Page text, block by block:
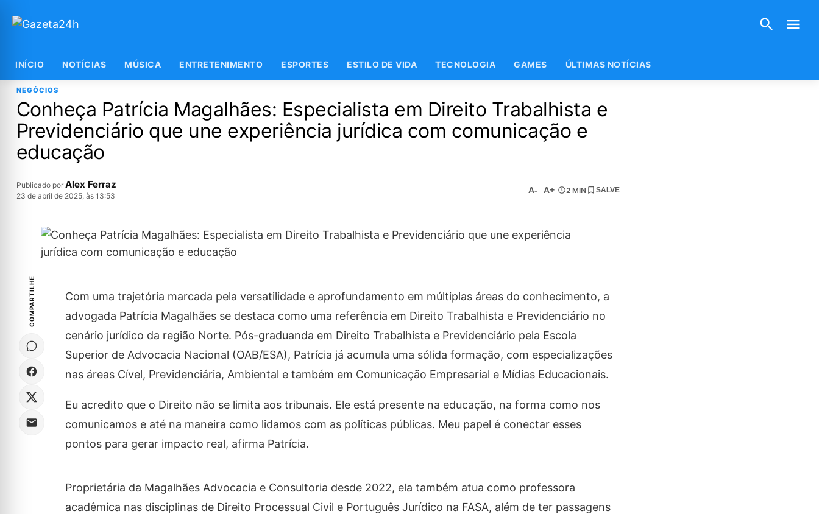
INÍCIO NOTÍCIAS MÚSICA ENTRETENIMENTO ESPORTES ESTILO DE VIDA TECNOLOGIA GAMES ÚLTIMAS NOTÍCIAS
NEGÓCIOS
Conheça Patrícia Magalhães: Especialista em Direito Trabalhista e
Previdenciário que une experiência jurídica com comunicação e
educação
Publicado por Alex Ferraz
23 de abril de 2025, às 13:53
A- A+ 2 MIN SALVE
COMPARTILHE
Com uma trajetória marcada pela versatilidade e aprofundamento em múltiplas áreas do conhecimento, a
advogada Patrícia Magalhães se destaca como uma referência em Direito Trabalhista e Previdenciário no
cenário jurídico da região Norte. Pós-graduanda em Direito Trabalhista e Previdenciário pela Escola
Superior de Advocacia Nacional (OAB/ESA), Patrícia já acumula uma sólida formação, com especializações
nas áreas Cível, Previdenciária, Ambiental e também em Comunicação Empresarial e Mídias Educacionais.
Eu acredito que o Direito não se limita aos tribunais. Ele está presente na educação, na forma como nos
comunicamos e até na maneira como lidamos com as políticas públicas. Meu papel é conectar esses
pontos para gerar impacto real, afirma Patrícia.
Proprietária da Magalhães Advocacia e Consultoria desde 2022, ela também atua como professora
acadêmica nas disciplinas de Direito Processual Civil e Português Jurídico na FASA, além de ter passagens